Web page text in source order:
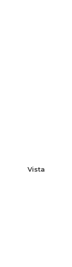
Vista